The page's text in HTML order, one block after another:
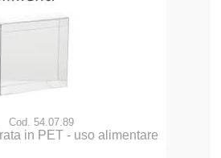
Cod. 54.07.89
in PET - uso alimentare